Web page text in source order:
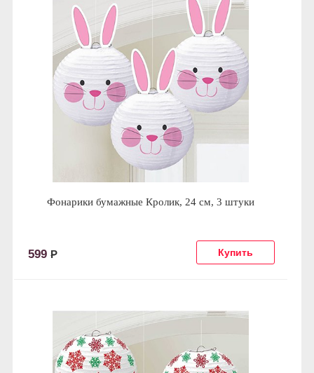
Фонарики бумажные Кролик, 24 см, 3 штуки
599 Р